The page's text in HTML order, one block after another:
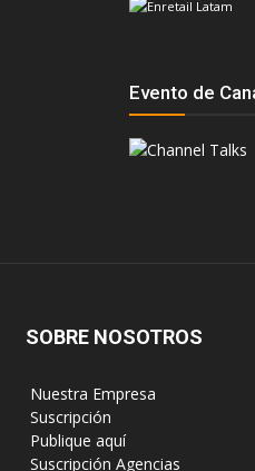
Evento de
SOBRE NOSOTROS
‎ Nuestra Empresa
‎ Suscripción
‎ Publique aquí
‎ Suscripción Agencias